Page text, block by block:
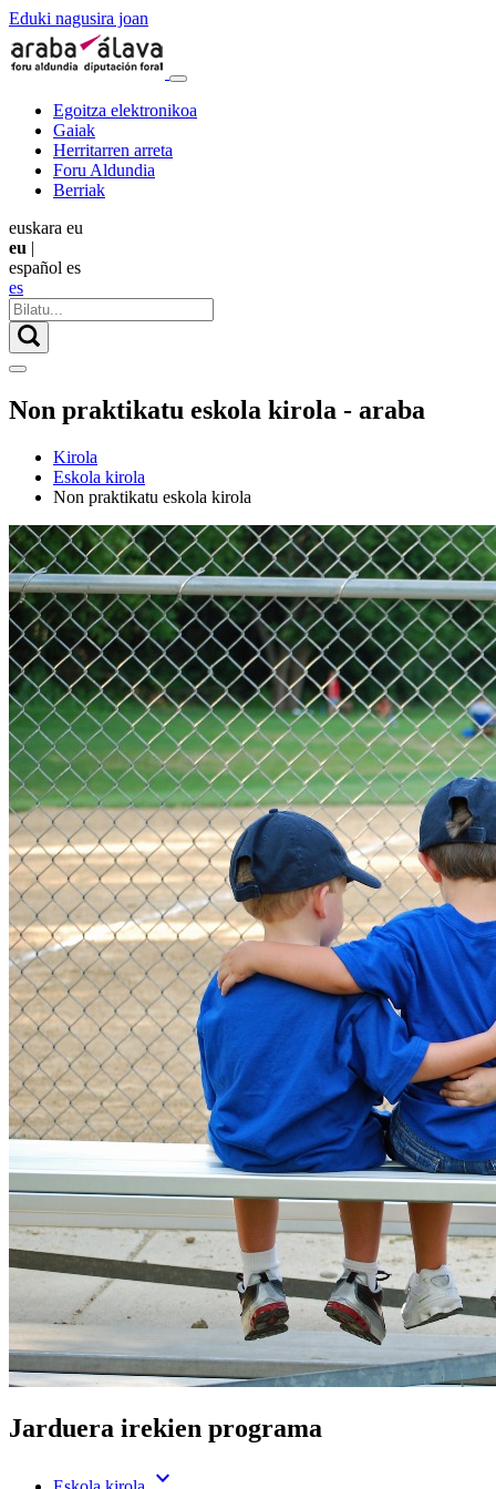
Eduki nagusira joan
Egoitza elektronikoa
Gaiak
Herritarren arreta
Foru Aldundia
Berriak
euskara eu
eu |
español es
es
Non praktikatu eskola kirola - araba
Kirola
Eskola kirola
Non praktikatu eskola kirola
Jarduera irekien programa
expand_more